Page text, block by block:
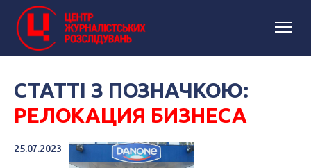
СТАТТІ З ПОЗНАЧКОЮ:
РЕЛОКАЦИЯ БИЗНЕСА
25.07.2023